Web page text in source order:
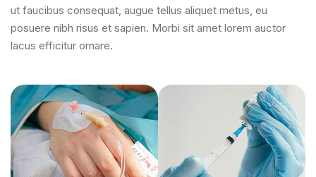
ut faucibus consequat, augue tellus aliquet metus, eu
posuere nibh risus et sapien. Morbi sit amet lorem auctor
lacus efficitur ornare.